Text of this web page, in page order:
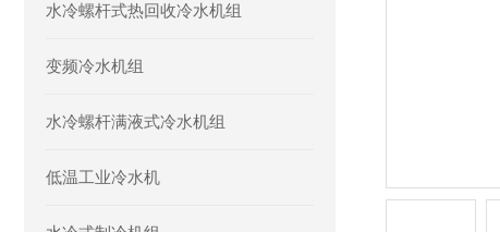
水冷螺杆式热回收冷水机组
变频冷水机组
水冷螺杆满液式冷水机组
低温工业冷水机